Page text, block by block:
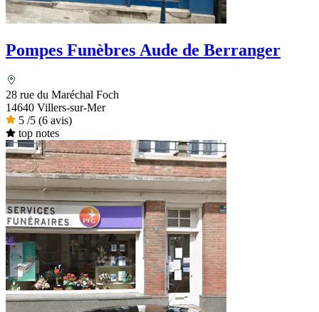
Pompes Funèbres Aude de Berranger
28 rue du Maréchal Foch
14640 Villers-sur-Mer
5 /5 (6 avis)
top notes